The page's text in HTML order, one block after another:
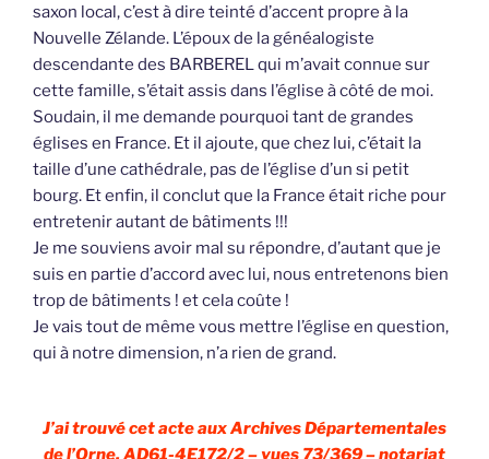
saxon local, c’est à dire teinté d’accent propre à la
Nouvelle Zélande. L’époux de la généalogiste
descendante des BARBEREL qui m’avait connue sur
cette famille, s’était assis dans l’église à côté de moi.
Soudain, il me demande pourquoi tant de grandes
églises en France. Et il ajoute, que chez lui, c’était la
taille d’une cathédrale, pas de l’église d’un si petit
bourg. Et enfin, il conclut que la France était riche pour
entretenir autant de bâtiments !!!
Je me souviens avoir mal su répondre, d’autant que je
suis en partie d’accord avec lui, nous entretenons bien
trop de bâtiments ! et cela coûte !
Je vais tout de même vous mettre l’église en question,
qui à notre dimension, n’a rien de grand.
J’ai trouvé cet acte aux Archives Départementales
de l’Orne, AD61-4E172/2 – vues 73/369 – notariat